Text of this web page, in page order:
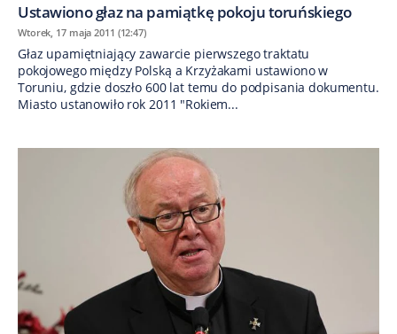
Ustawiono głaz na pamiątkę pokoju toruńskiego
Wtorek, 17 maja 2011 (12:47)
Głaz upamiętniający zawarcie pierwszego traktatu
pokojowego między Polską a Krzyżakami ustawiono w
Toruniu, gdzie doszło 600 lat temu do podpisania dokumentu.
Miasto ustanowiło rok 2011 "Rokiem...